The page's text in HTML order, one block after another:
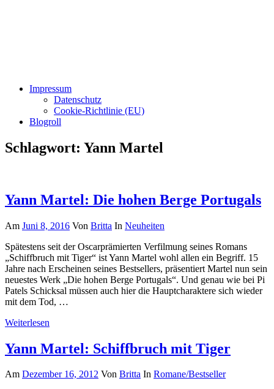
Impressum
Datenschutz
Cookie-Richtlinie (EU)
Blogroll
Schlagwort: Yann Martel
Yann Martel: Die hohen Berge Portugals
Am Juni 8, 2016 Von Britta In Neuheiten
Spätestens seit der Oscarprämierten Verfilmung seines Romans
„Schiffbruch mit Tiger“ ist Yann Martel wohl allen ein Begriff. 15
Jahre nach Erscheinen seines Bestsellers, präsentiert Martel nun sein
neuestes Werk „Die hohen Berge Portugals“. Und genau wie bei Pi
Patels Schicksal müssen auch hier die Hauptcharaktere sich wieder
mit dem Tod, …
Weiterlesen
Yann Martel: Schiffbruch mit Tiger
Am Dezember 16, 2012 Von Britta In Romane/Bestseller